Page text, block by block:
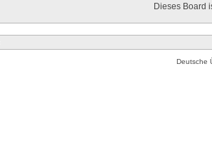
Dieses Board
Deutsche